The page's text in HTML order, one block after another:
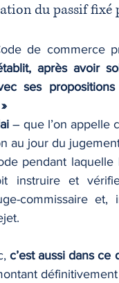
du passif fixé
de commerce
après avoir
ses
– que l’on appelle
au jour du
pendant
instruire et
commissaire
c’est aussi dans ce